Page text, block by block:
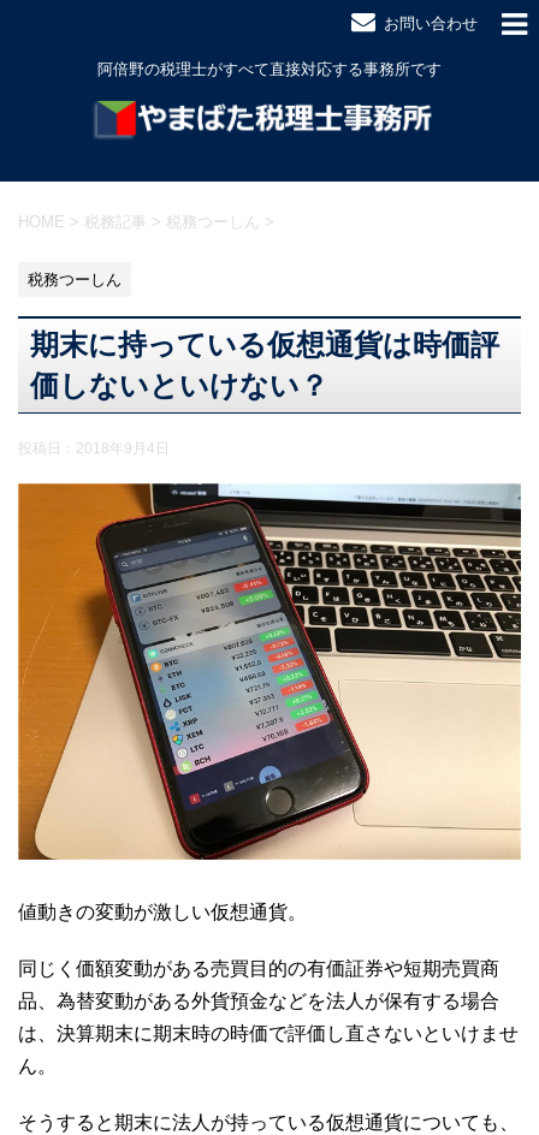
お問い合わせ
阿倍野の税理士がすべて直接対応する事務所です
HOME > 税務記事 > 税務つーしん >
税務つーしん
期末に持っている仮想通貨は時価評
価しないといけない？
投稿日： 2018年9月4日
値動きの変動が激しい仮想通貨。
同じく価額変動がある売買目的の有価証券や短期売買商
品、為替変動がある外貨預金などを法人が保有する場合
は、決算期末に期末時の時価で評価し直さないといけませ
ん。
そうすると期末に法人が持っている仮想通貨についても、